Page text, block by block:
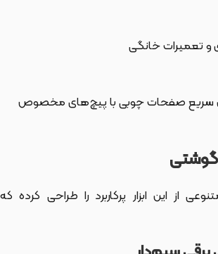
و تعمیرات خانگی
سریع صفحات چوبی با پیچ‌های مخصوص
گوشتی
از این ابزار پرکاربرد را طراحی کرده که